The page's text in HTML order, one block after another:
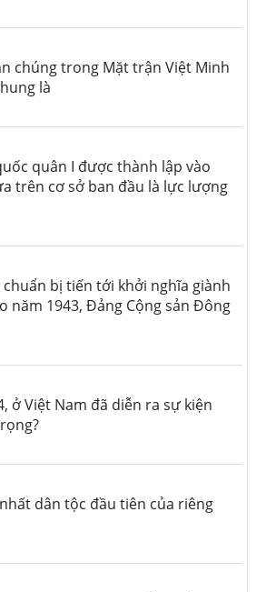
chúng trong Mặt trận Việt Minh
là
quân I được thành lập vào
trên cơ sở ban đầu là lực lượng
bị tiến tới khởi nghĩa giành
năm 1943, Đảng Cộng sản Đông
ở Việt Nam đã diễn ra sự kiện
dân tộc đầu tiên của riêng